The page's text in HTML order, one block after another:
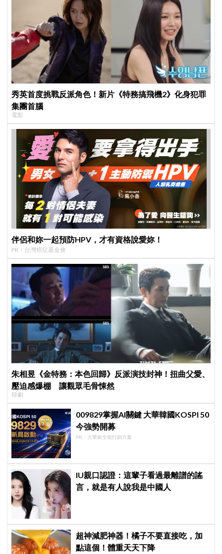
秀英首度挑戰反派角色！新片《特務搞飛機2》化身犯罪
集團首腦
電影
伴侶和妳一起預防HPV，才有資格說愛妳！
PR・台灣癌症基金會
朱相昱《金特務：本色回歸》反派演技封神！扭曲父愛、
壓迫感爆棚 讓觀眾毛骨悚然
韓劇
009829掌握AI關鍵 大華韓國KOSPI 50
今強勢開募
PR・大華銀全能行銷方案
IU親口認證：這輩子看過最離譜的謠
言，就是有人說我是中國人
超神減肥神器！橘子不要直接吃，加
點這個！體重天天下降